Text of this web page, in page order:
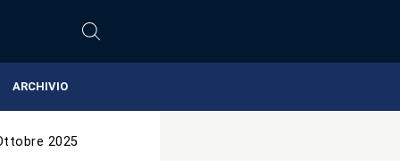
ARCHIVIO
2025